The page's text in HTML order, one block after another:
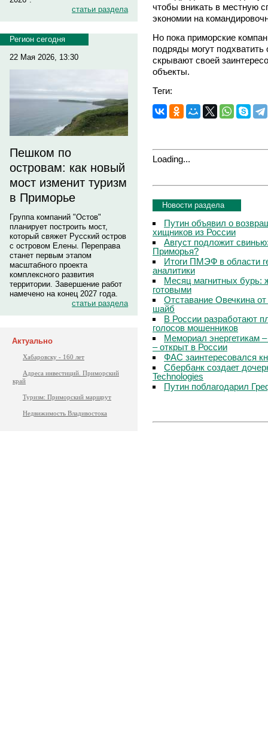
статьи раздела
Регион сегодня
22 Мая 2026, 13:30
Пешком по
островам: как новый
мост изменит туризм
в Приморье
Группа компаний "Остов"
планирует построить мост,
который свяжет Русский остров
с островом Елены. Переправа
станет первым этапом
масштабного проекта
комплексного развития
территории. Завершение работ
намечено на конец 2027 года.
статьи раздела
Актуально
Хабаровску - 160 лет
Адреса инвестиций. Приморский
край
Туризм: Приморский маршрут
Недвижимость Владивостока
чтобы вникать в местную
экономии на
Но пока приморские
подряды могут подхватить
скрывают своей
объекты.
Теги:
Loading...
Новости раздела
Путин объявил о
хищников из России
Август подложит
Приморья?
Итоги ПМЭФ в области
аналитики
Месяц магнитных бурь:
готовыми
Отставание Овечкина
шайб
В России разработают
голосов мошенников
Мемориал энергетикам
– открыт в России
ФАС заинтересовался
Сбербанк создает
Technologies
Путин поблагодарил